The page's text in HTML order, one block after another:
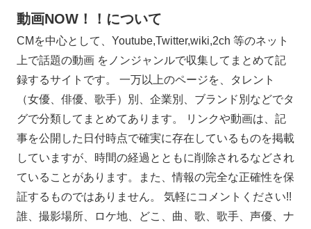
動画NOW！！について
CMを中心として、Youtube,Twitter,wiki,2ch 等のネット
上で話題の動画 をノンジャンルで収集してまとめて記
録するサイトです。 一万以上のページを、タレント
（女優、俳優、歌手）別、企業別、ブランド別などでタ
グで分類してまとめてあります。 リンクや動画は、記
事を公開した日付時点で確実に存在しているものを掲載
していますが、時間の経過とともに削除されるなどされ
ていることがあります。また、情報の完全な正確性を保
証するものではありません。 気軽にコメントください!!
誰、撮影場所、ロケ地、どこ、曲、歌、歌手、声優、ナ